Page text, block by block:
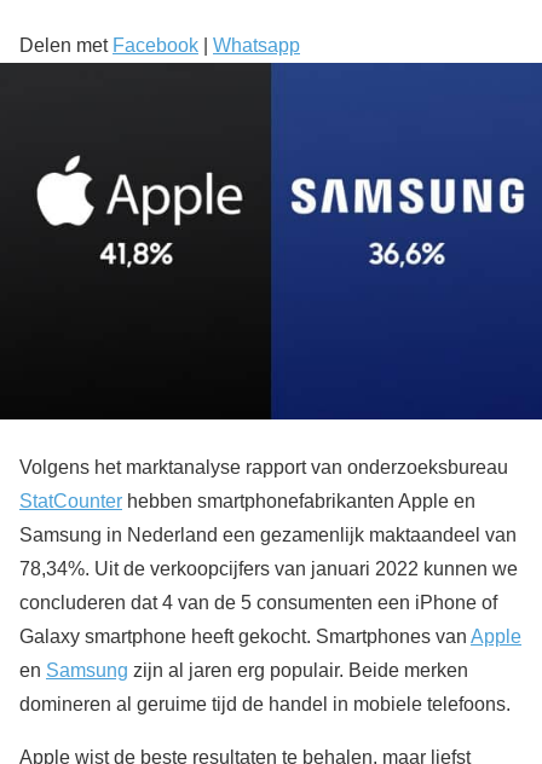
Delen met Facebook Whatsapp
Volgens het marktanalyse rapport van onderzoeksbureau
StatCounter hebben smartphonefabrikanten Apple en
Samsung in Nederland een gezamenlijk maktaandeel van
78,34%. Uit de verkoopcijfers van januari 2022 kunnen we
concluderen dat 4 van de 5 consumenten een iPhone of
Galaxy smartphone heeft gekocht. Smartphones van Apple
en Samsung zijn al jaren erg populair. Beide merken
domineren al geruime tijd de handel in mobiele telefoons.
Apple wist de beste resultaten te behalen, maar liefst